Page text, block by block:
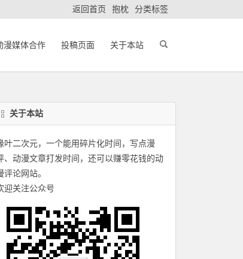
返回首页 抱枕 分类标签
漫媒体合作 投稿页面 关于本站
关于本站
叶二次元，一个能用碎片化时间，写点漫
、动漫文章打发时间，还可以赚零花钱的动
评论网站。
迎关注公众号